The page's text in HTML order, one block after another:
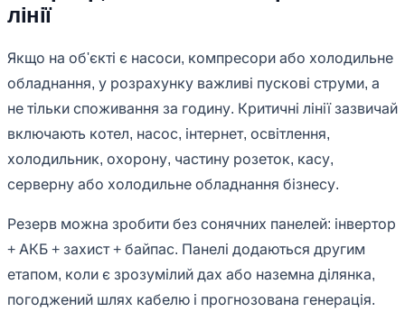
лінії
Якщо на об'єкті є насоси, компресори або холодильне
обладнання, у розрахунку важливі пускові струми, а
не тільки споживання за годину. Критичні лінії зазвичай
включають котел, насос, інтернет, освітлення,
холодильник, охорону, частину розеток, касу,
серверну або холодильне обладнання бізнесу.
Резерв можна зробити без сонячних панелей: інвертор
+ АКБ + захист + байпас. Панелі додаються другим
етапом, коли є зрозумілий дах або наземна ділянка,
погоджений шлях кабелю і прогнозована генерація.